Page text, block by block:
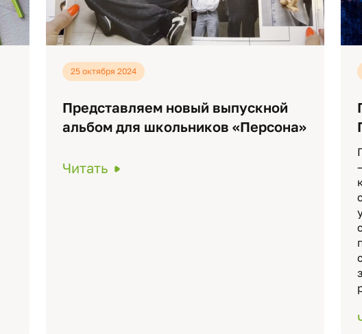
25 октября 2024
Представляем новый выпускной
альбом для школьников «Персона»
Читать